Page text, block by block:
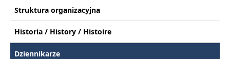
Struktura organizacyjna
Historia / History / Histoire
Dziennikarze